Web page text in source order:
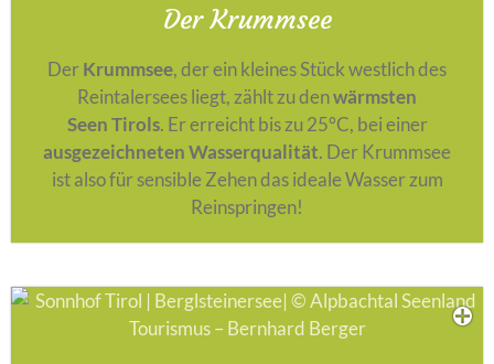
Der Krummsee
DerKrummsee, der ein kleines Stück westlich des
Reintalersees liegt, zählt zu denwärmsten
Seen Tirols. Er erreicht bis zu 25°C, bei einer
ausgezeichneten Wasserqualität. Der Krummsee
ist also für sensible Zehen das ideale Wasser zum
Reinspringen!